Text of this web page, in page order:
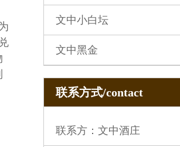
文中小白坛
文中黑金
联系方式/contact
联系方：文中酒庄